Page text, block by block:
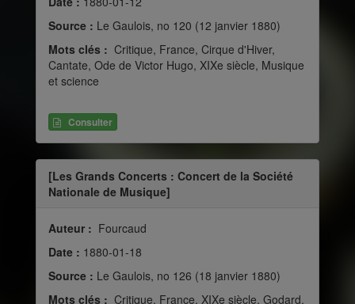
Source : Le Gaulois, no 120 (12 janvier 1880)
Mots clés : Critique, France, Cirque d'Hiver,
Cantate, Ode de Victor Hugo, XIXe siècle, Musique
et science
Consulter
[Les Grands Concerts : Concert de la Société
Nationale de Musique]
Auteur : Fourcaud
Date : 1880-01-18
Source : Le Gaulois, no 126 (18 janvier 1880)
Mots clés : Critique, France, XIXe siècle, Godard,